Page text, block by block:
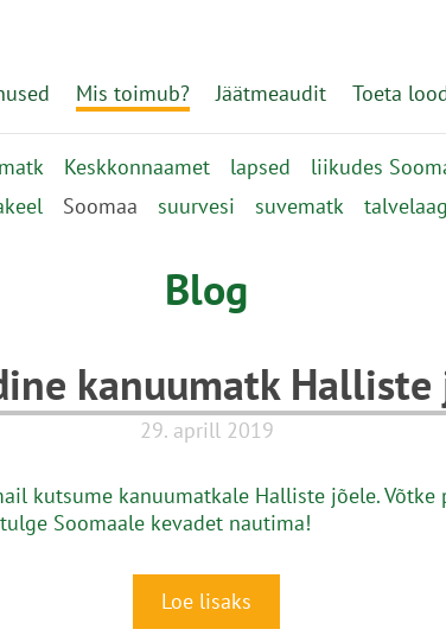
Mis toimub? Jäätmeaudit Toeta
Keskkonnaamet lapsed liikudes
Soomaa suurvesi suvematk
Blog
kanuumatk
29. aprill 2019
kutsume kanuumatkale Halliste jõele. Võtke
Soomaale kevadet nautima!
Loe lisaks